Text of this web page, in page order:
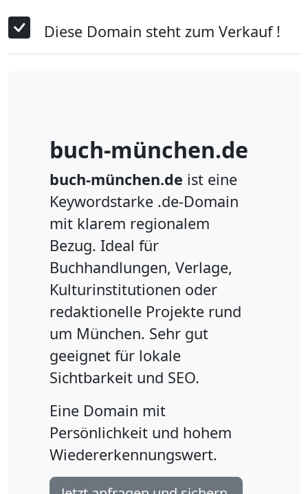
Diese Domain steht zum Verkauf !
buch-münchen.de
buch-münchen.de ist eine
Keywordstarke .de-Domain
mit klarem regionalem
Bezug. Ideal für
Buchhandlungen, Verlage,
Kulturinstitutionen oder
redaktionelle Projekte rund
um München. Sehr gut
geeignet für lokale
Sichtbarkeit und SEO.
Eine Domain mit
Persönlichkeit und hohem
Wiedererkennungswert.